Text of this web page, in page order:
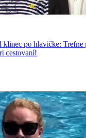
po hlavičke: Trefne
cestovaní!